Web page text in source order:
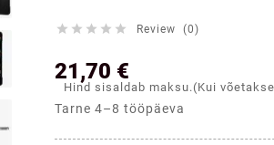
     Review (0)
21,70 €
Hind sisaldab maksu.(Kui
Tarne 4–8 tööpäeva